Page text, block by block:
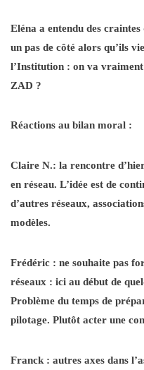
Eléna a entendu des
un pas de côté alors qu’ils
l’Institution : on va
ZAD ?
Réactions au bilan moral :
Claire N.: la rencontre
en réseau. L’idée est de
d’autres réseaux,
modèles.
Frédéric : ne souhaite pas
réseaux : ici au début de
Problème du temps de
pilotage. Plutôt acter une
Franck : autres axes dans